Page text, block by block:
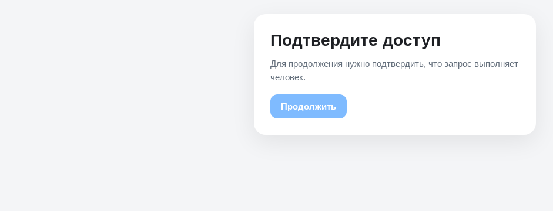
Подтвердите доступ
Для продолжения нужно подтвердить, что запрос выполняет
человек.
Продолжить